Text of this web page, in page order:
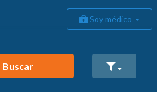
Soy médico
Buscar